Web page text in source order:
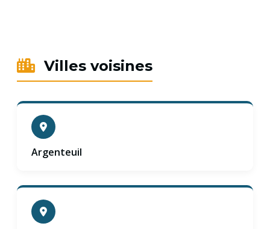
Villes voisines
Argenteuil